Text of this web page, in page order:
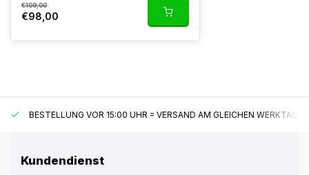
€109,00
€98,00
BESTELLUNG VOR 15:00 UHR = VERSAND AM GLEICHEN WERKTAG*
Kundendienst